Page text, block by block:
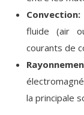
Convection:
fluide (air
courants de
la principale